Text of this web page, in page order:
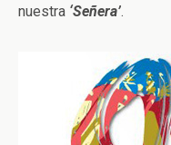
nuestra ‘Señera’.